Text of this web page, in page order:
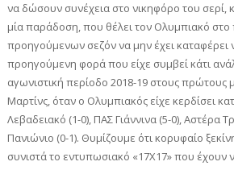
να δώσουν συνέχεια στο νικηφόρο του
μία παράδοση, που θέλει τον Ολυμπιακό
προηγούμενων σεζόν να μην έχει καταφέρει
προηγούμενη φορά που είχε συμβεί κάτι
αγωνιστική περίοδο 2018-19 στους πρώτους
Μαρτίνς, όταν ο Ολυμπιακός είχε κερδίσει
Λεβαδειακό (1-0), ΠΑΣ Γιάννινα (5-0), Αστέρα
Πανιώνιο (0-1). Θυμίζουμε ότι κορυφαίο
συνιστά το εντυπωσιακό «17Χ17» που έχουν